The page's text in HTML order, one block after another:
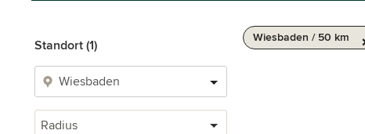
Standort (1)
Radius
Wiesbaden / 50 km